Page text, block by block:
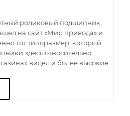
роликовый подшипник,
на сайт «Мир привода» и
тот типоразмер, который
здесь относительно
видел и более высокие